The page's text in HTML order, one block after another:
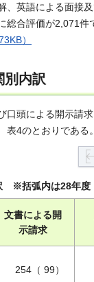
、英語による面接
総合評価が2,071件
）
別内訳
口頭による開示請
表4のとおりである。
※括弧内は28年度
文書による開
示請求
254（ 99）